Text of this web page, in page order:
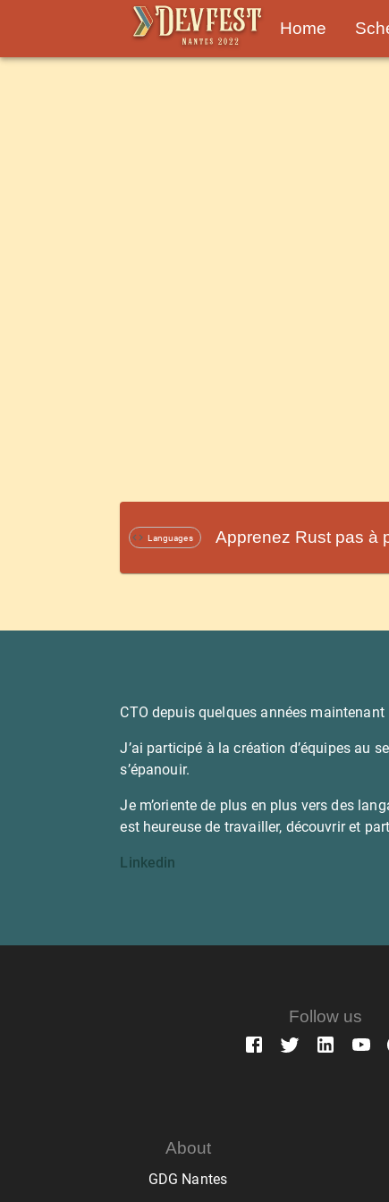
Home
Languages Apprenez Rust pas à
CTO depuis quelques années maintenant
J’ai participé à la création d’équipes au
s’épanouir.
Je m’oriente de plus en plus vers des
est heureuse de travailler, découvrir et
Linkedin
Follow us
About
GDG Nantes